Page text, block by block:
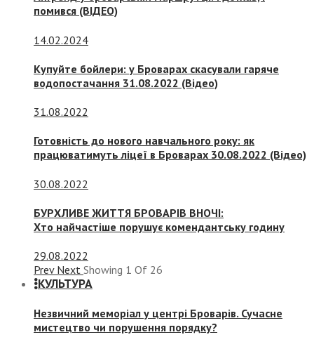
помився (ВІДЕО)
14.02.2024
Купуйте бойлери: у Броварах скасували гаряче
водопостачання 31.08.2022 (Відео)
31.08.2022
Готовність до нового навчального року: як
працюватимуть ліцеї в Броварах 30.08.2022 (Відео)
30.08.2022
БУРХЛИВЕ ЖИТТЯ БРОВАРІВ ВНОЧІ:
Хто найчастіше порушує комендантську годину
29.08.2022
Prev Next Showing 1 Of 26
КУЛЬТУРА
Незвичний меморіал у центрі Броварів. Сучасне
мистецтво чи порушення порядку?